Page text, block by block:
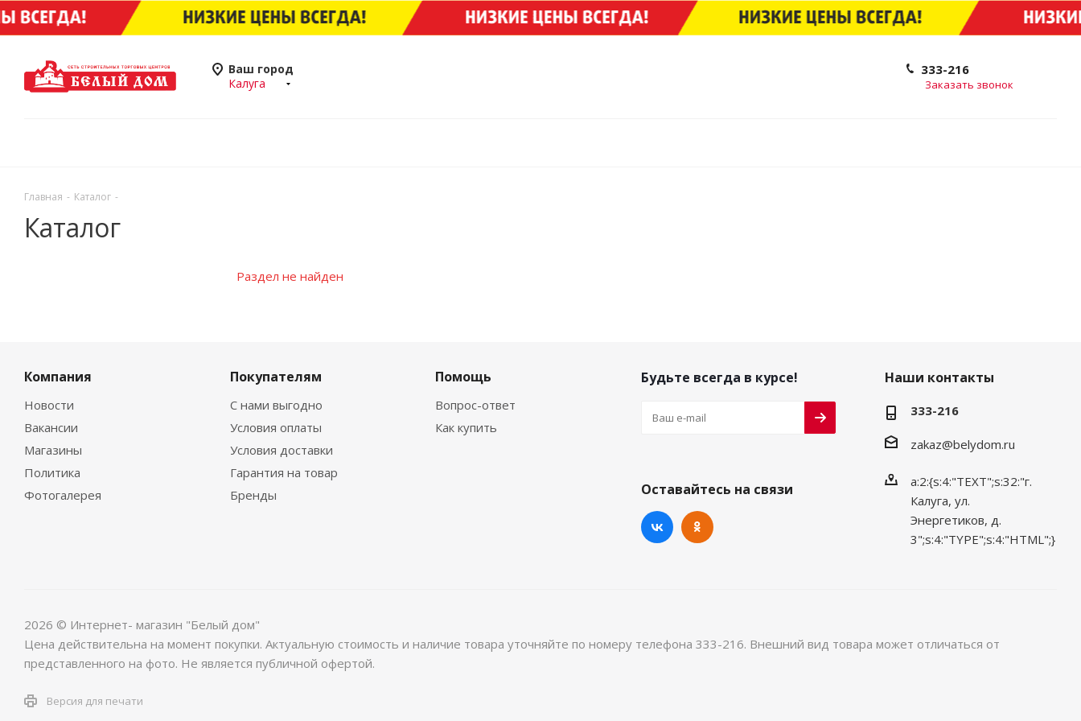
Ваш город
Калуга
333-216
Заказать звонок
Главная - Каталог -
Каталог
Раздел не найден
Компания
Новости
Вакансии
Магазины
Политика
Фотогалерея
Покупателям
С нами выгодно
Условия оплаты
Условия доставки
Гарантия на товар
Бренды
Помощь
Вопрос-ответ
Как купить
Будьте всегда в курсе!
Оставайтесь на связи
Наши контакты
333-216
zakaz@belydom.ru
a:2:{s:4:"TEXT";s:32:"г.
Калуга, ул.
Энергетиков, д.
3";s:4:"TYPE";s:4:"HTML";}
2026 © Интернет- магазин "Белый дом"
Цена действительна на момент покупки. Актуальную стоимость и наличие товара уточняйте по номеру телефона 333-216. Внешний вид товара может отличаться от
представленного на фото. Не является публичной офертой.
Версия для печати